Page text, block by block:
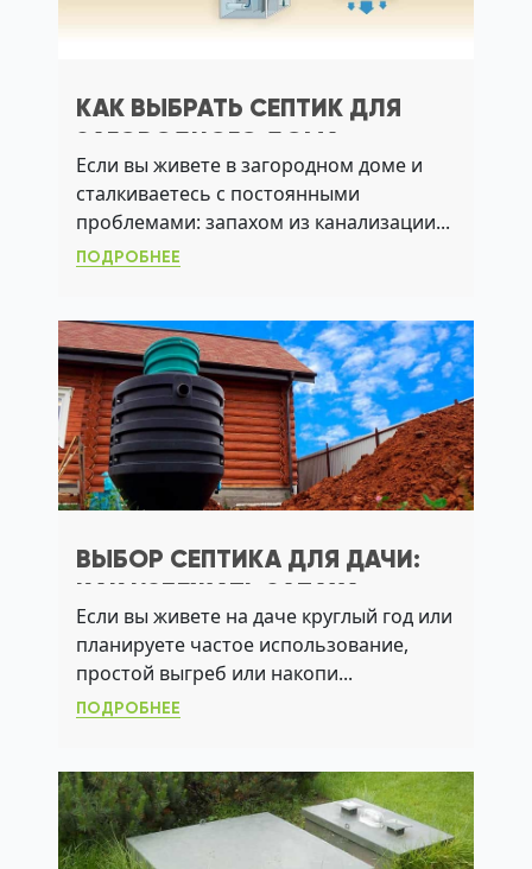
КАК ВЫБРАТЬ СЕПТИК ДЛЯ
ЗАГОРОДНОГО ДОМА:
НАДЕЖНАЯ КАНАЛИЗАЦИЯ БЕЗ
ЗАПАХА И ОТКАЧЕК
Если вы живете в загородном доме и
сталкиваетесь с постоянными
проблемами: запахом из канализации...
ПОДРОБНЕЕ
ВЫБОР СЕПТИКА ДЛЯ ДАЧИ:
КАК ИЗБЕЖАТЬ ЗАПАХА,
ПРОМЫВКИ И АВАРИЙ НА
УЧАСТКЕ
Если вы живете на даче круглый год или
планируете частое использование,
простой выгреб или накопи...
ПОДРОБНЕЕ